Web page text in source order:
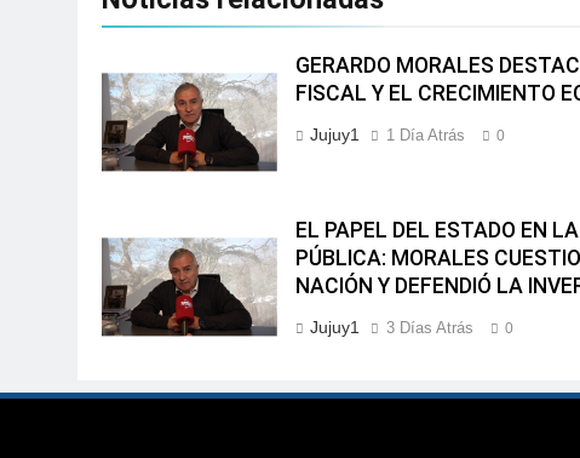
GERARDO MORALES
FISCAL Y EL CRECIMIENTO
Jujuy1 1 Día Atrás 0
EL PAPEL DEL ESTADO EN
PÚBLICA: MORALES
NACIÓN Y DEFENDIÓ LA
Jujuy1 3 Días Atrás 0